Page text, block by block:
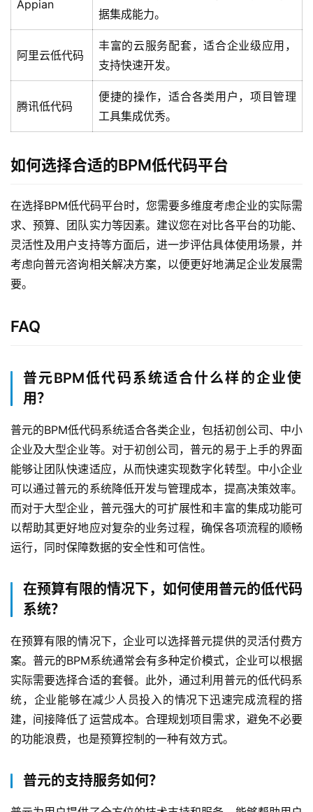
决
生
与
合
务
与
支
持
了
普
联
系
们
Appian
据集成能力。
阿里云低代码
丰富的云服务配套，适合企业级应用，
支持快速开发。
腾讯低代码
便捷的操作，适合各类用户，项目管理
工具集成优秀。
如何选择合适的BPM低代码平台
在选择BPM低代码平台时，您需要多维度考虑企业的实际需
求、预算、团队实力等因素。建议您在对比各平台的功能、
灵活性及用户支持等方面后，进一步评估具体使用场景，并
考虑向普元咨询相关解决方案，以便更好地满足企业发展需
要。
FAQ
普元BPM低代码系统适合什么样的企业使
用？
普元的BPM低代码系统适合各类企业，包括初创公司、中小
企业及大型企业等。对于初创公司，普元的易于上手的界面
能够让团队快速适应，从而快速实现数字化转型。中小企业
可以通过普元的系统降低开发与管理成本，提高决策效率。
而对于大型企业，普元强大的可扩展性和丰富的集成功能可
以帮助其更好地应对复杂的业务过程，确保各项流程的顺畅
运行，同时保障数据的安全性和可信性。
在预算有限的情况下，如何使用普元的低代码
系统？
在预算有限的情况下，企业可以选择普元提供的灵活付费方
案。普元的BPM系统通常会有多种定价模式，企业可以根据
实际需要选择合适的套餐。此外，通过利用普元的低代码系
统，企业能够在减少人员投入的情况下迅速完成流程的搭
建，间接降低了运营成本。合理规划项目需求，避免不必要
的功能浪费，也是预算控制的一种有效方式。
普元的支持服务如何？